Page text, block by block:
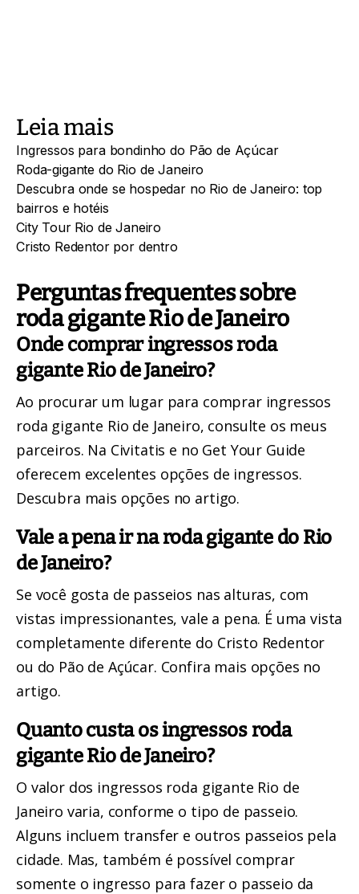
Leia mais
Ingressos para bondinho do Pão de Açúcar
Roda-gigante do Rio de Janeiro
Descubra onde se hospedar no Rio de Janeiro: top
bairros e hotéis
City Tour Rio de Janeiro
Cristo Redentor por dentro
Perguntas frequentes sobre
roda gigante Rio de Janeiro
Onde comprar ingressos roda
gigante Rio de Janeiro?
Ao procurar um lugar para comprar ingressos
roda gigante Rio de Janeiro, consulte os meus
parceiros. Na Civitatis e no Get Your Guide
oferecem excelentes opções de ingressos.
Descubra mais opções no artigo.
Vale a pena ir na roda gigante do Rio
de Janeiro?
Se você gosta de passeios nas alturas, com
vistas impressionantes, vale a pena. É uma vista
completamente diferente do Cristo Redentor
ou do Pão de Açúcar. Confira mais opções no
artigo.
Quanto custa os ingressos roda
gigante Rio de Janeiro?
O valor dos ingressos roda gigante Rio de
Janeiro varia, conforme o tipo de passeio.
Alguns incluem transfer e outros passeios pela
cidade. Mas, também é possível comprar
somente o ingresso para fazer o passeio da